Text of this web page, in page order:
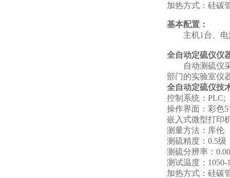
加热方式：硅碳
基本配置：
主机1台、
全自动定硫仪仪
自动测硫仪
部门的实验室仪
全自动定硫仪技
控制系统：PLC;
操作界面：彩色
嵌入式微型打印
测量方法：库伦
测硫精度：0.5级
测硫分辨率：
测试温度：1050-
加热方式：硅碳